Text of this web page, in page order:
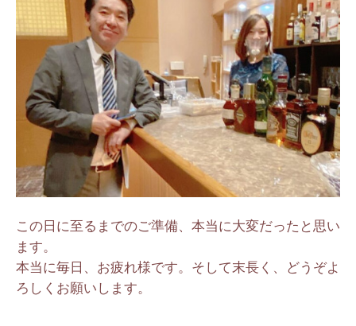
この日に至るまでのご準備、本当に大変だったと思い
ます。
本当に毎日、お疲れ様です。そして末長く、どうぞよ
ろしくお願いします。